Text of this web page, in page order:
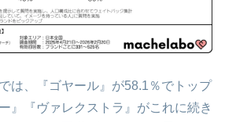
は、『ゴヤール』が58.1％でトップ
』『ヴァレクストラ』がこれに続き